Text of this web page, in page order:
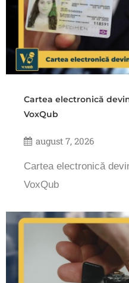
Cartea electronică
VoxQub
august 7, 2026
Cartea electronică
VoxQub